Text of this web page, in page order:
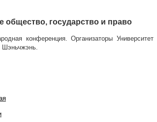
общество, государство и право
конференция. Организаторы
Шэньчжэнь.